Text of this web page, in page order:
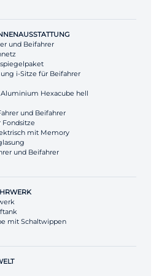
und Beifahrer
i-Sitze für Beifahrer
Hexacube hell
und Beifahrer
mit Memory
und Beifahrer
mit Schaltwippen